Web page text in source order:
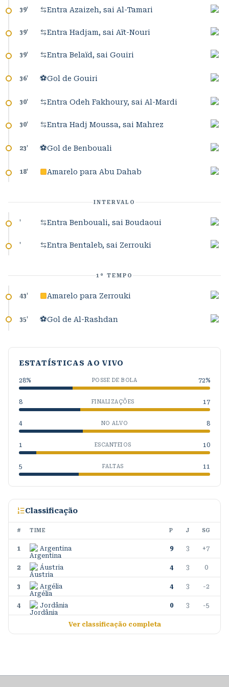
39' Entra Azaizeh, sai Al-Tamari
39' Entra Hadjam, sai Aït-Nouri
39' Entra Belaïd, sai Gouiri
36' ⚽Gol de Gouiri
30' Entra Odeh Fakhoury, sai Al-Mardi
30' Entra Hadj Moussa, sai Mahrez
23' ⚽Gol de Benbouali
18' Amarelo para Abu Dahab
INTERVALO
' Entra Benbouali, sai Boudaoui
' Entra Bentaleb, sai Zerrouki
1º TEMPO
43' Amarelo para Zerrouki
35' ⚽Gol de Al-Rashdan
ESTATÍSTICAS AO VIVO
28% POSSE DE BOLA 72%
8 FINALIZAÇÕES 17
4 NO ALVO 8
1 ESCANTEIOS 10
5 FALTAS 11
Classificação
# TIME P J SG
1 Argentina 9 3 +7
2 Áustria 4 3 0
3 Argélia 4 3 -2
4 Jordânia 0 3 -5
Ver classificação completa